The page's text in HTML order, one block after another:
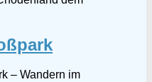
– Wandern im